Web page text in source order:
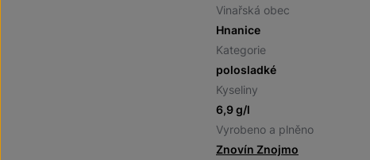
Vinařská obec
Hnanice
Kategorie
polosladké
Kyseliny
6,9 g/l
Vyrobeno a plněno
Znovín Znojmo